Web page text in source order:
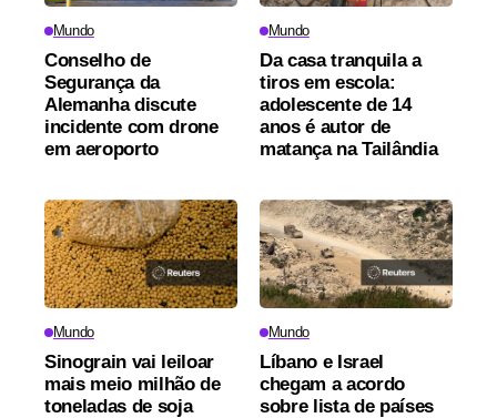
Mundo
Conselho de
Segurança da
Alemanha discute
incidente com drone
em aeroporto
Mundo
Da casa tranquila a
tiros em escola:
adolescente de 14
anos é autor de
matança na Tailândia
Mundo
Sinograin vai leiloar
mais meio milhão de
toneladas de soja
Mundo
Líbano e Israel
chegam a acordo
sobre lista de países